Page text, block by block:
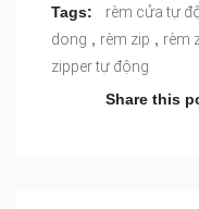
Tags: rèm cửa tự
dong , rèm zip , rèm
zipper tự động
Share this